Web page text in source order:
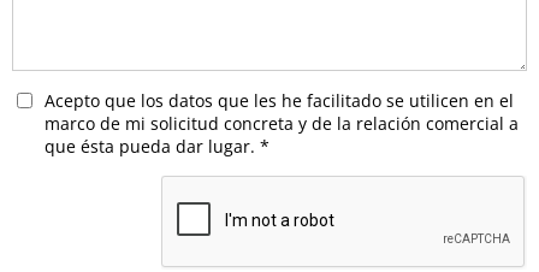
Acepto que los datos que les he facilitado se utilicen en el
marco de mi solicitud concreta y de la relación comercial a
que ésta pueda dar lugar. *